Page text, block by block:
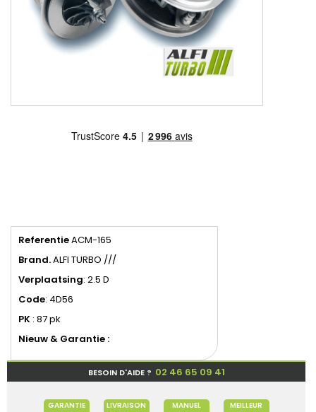
ReferentieACM-165
Brand.ALFI TURBO ///
Verplaatsing: 2.5 D
Code: 4D56
PK : 87 pk
Nieuw & Garantie :
BESOIN D'AIDE ? 02 46 65 09 41
GARANTIE LIVRAISON MANUEL MEILLEUR